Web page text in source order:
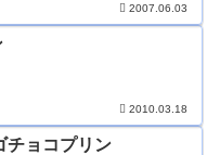
2007.06.03
2010.03.18
チョコプリン